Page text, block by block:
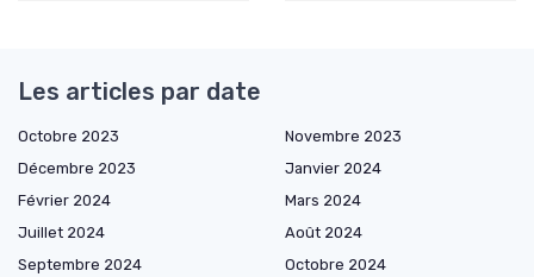
Les articles par date
Octobre 2023
Novembre 2023
Décembre 2023
Janvier 2024
Février 2024
Mars 2024
Juillet 2024
Août 2024
Septembre 2024
Octobre 2024